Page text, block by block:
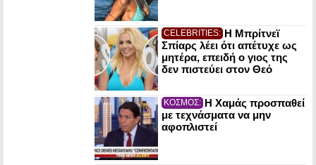
CELEBRITIES: Η Μπρίτνεϊ
Σπίαρς λέει ότι απέτυχε ως
μητέρα, επειδή ο γιος της
δεν πιστεύει στον Θεό
ΚΟΣΜΟΣ: Η Χαμάς προσπαθεί
με τεχνάσματα να μην
αφοπλιστεί